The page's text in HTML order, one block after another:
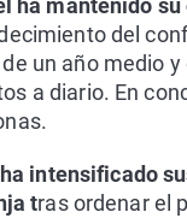
ha mantenido
del
un año medio y
a diario. En
intensificado
tras ordenar el